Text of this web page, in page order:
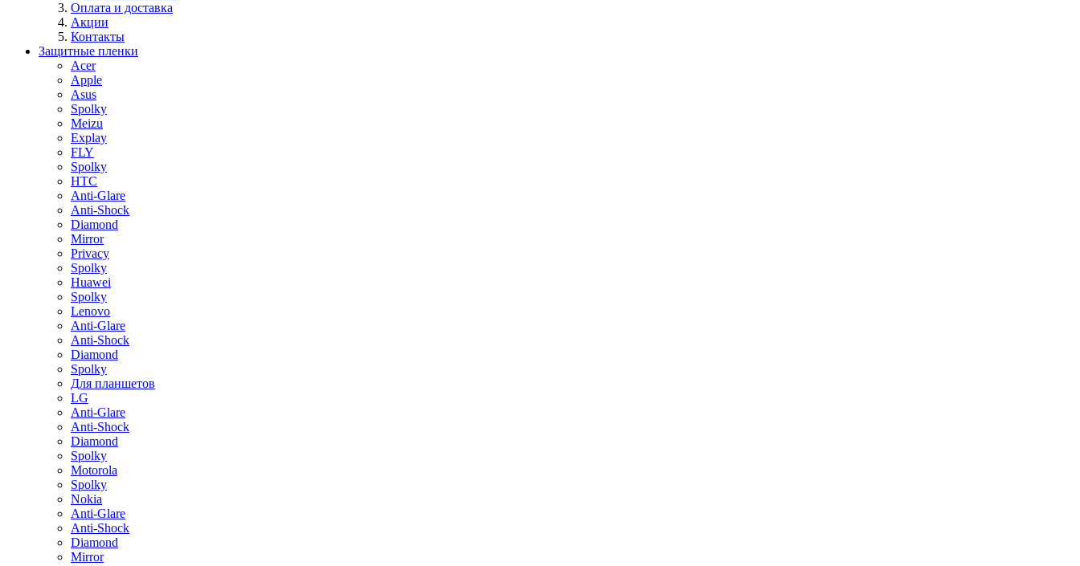
Оплата и доставка
Акции
Контакты
Защитные пленки
Acer
Apple
Asus
Spolky
Meizu
Explay
FLY
Spolky
HTC
Anti-Glare
Anti-Shock
Diamond
Mirror
Privacy
Spolky
Huawei
Spolky
Lenovo
Anti-Glare
Anti-Shock
Diamond
Spolky
Для планшетов
LG
Anti-Glare
Anti-Shock
Diamond
Spolky
Motorola
Spolky
Nokia
Anti-Glare
Anti-Shock
Diamond
Mirror